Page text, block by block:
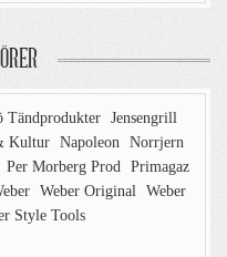
Tändprodukter Jensengrill
Kultur Napoleon Norrjern
Per Morberg Prod Primagaz
Weber Original Weber
Style Tools